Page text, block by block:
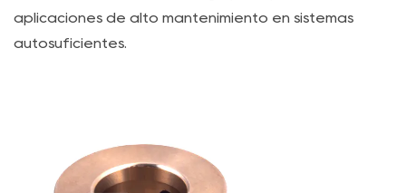
aplicaciones de alto mantenimiento en sistemas
autosuficientes.